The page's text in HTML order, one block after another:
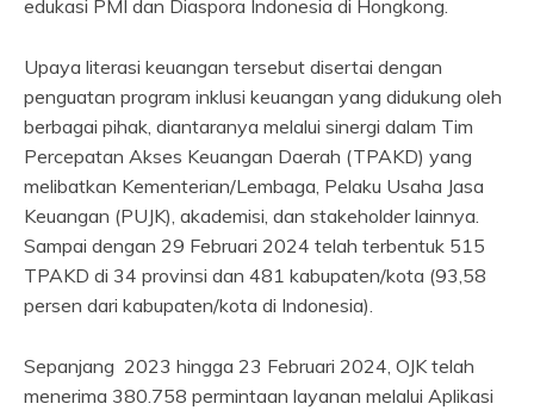
edukasi PMI dan Diaspora Indonesia di Hongkong.
Upaya literasi keuangan tersebut disertai dengan
penguatan program inklusi keuangan yang didukung oleh
berbagai pihak, diantaranya melalui sinergi dalam Tim
Percepatan Akses Keuangan Daerah (TPAKD) yang
melibatkan Kementerian/Lembaga, Pelaku Usaha Jasa
Keuangan (PUJK), akademisi, dan stakeholder lainnya.
Sampai dengan 29 Februari 2024 telah terbentuk 515
TPAKD di 34 provinsi dan 481 kabupaten/kota (93,58
persen dari kabupaten/kota di Indonesia).
Sepanjang 2023 hingga 23 Februari 2024, OJK telah
menerima 380.758 permintaan layanan melalui Aplikasi